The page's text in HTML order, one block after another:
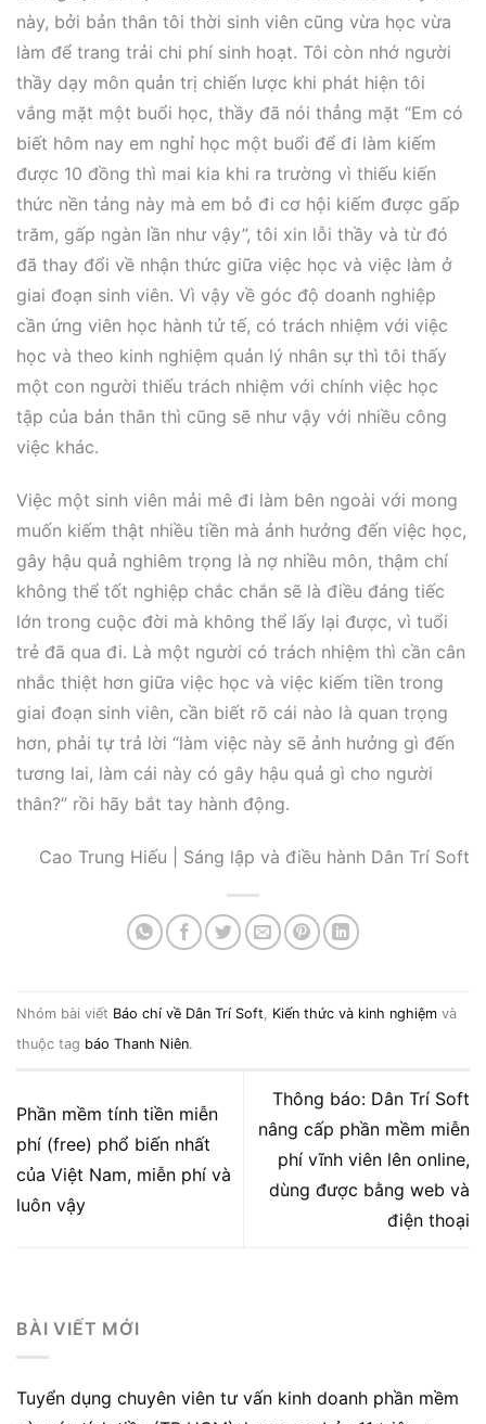
này, bởi bản thân tôi thời sinh viên cũng vừa học vừa
làm để trang trải chi phí sinh hoạt. Tôi còn nhớ người
thầy dạy môn quản trị chiến lược khi phát hiện tôi
vắng mặt một buổi học, thầy đã nói thẳng mặt “Em có
biết hôm nay em nghỉ học một buổi để đi làm kiếm
được 10 đồng thì mai kia khi ra trường vì thiếu kiến
thức nền tảng này mà em bỏ đi cơ hội kiếm được gấp
trăm, gấp ngàn lần như vậy”, tôi xin lỗi thầy và từ đó
đã thay đổi về nhận thức giữa việc học và việc làm ở
giai đoạn sinh viên. Vì vậy về góc độ doanh nghiệp
cần ứng viên học hành tử tế, có trách nhiệm với việc
học và theo kinh nghiệm quản lý nhân sự thì tôi thấy
một con người thiếu trách nhiệm với chính việc học
tập của bản thân thì cũng sẽ như vậy với nhiều công
việc khác.
Việc một sinh viên mải mê đi làm bên ngoài với mong
muốn kiếm thật nhiều tiền mà ảnh hưởng đến việc học,
gây hậu quả nghiêm trọng là nợ nhiều môn, thậm chí
không thể tốt nghiệp chắc chắn sẽ là điều đáng tiếc
lớn trong cuộc đời mà không thể lấy lại được, vì tuổi
trẻ đã qua đi. Là một người có trách nhiệm thì cần cân
nhắc thiệt hơn giữa việc học và việc kiếm tiền trong
giai đoạn sinh viên, cần biết rõ cái nào là quan trọng
hơn, phải tự trả lời “làm việc này sẽ ảnh hưởng gì đến
tương lai, làm cái này có gây hậu quả gì cho người
thân?” rồi hãy bắt tay hành động.
Cao Trung Hiếu | Sáng lập và điều hành Dân Trí Soft
Nhóm bài viết Báo chí về Dân Trí Soft Kiến thức và kinh nghiệm và
thuộc tag báo Thanh Niên.
Phần mềm tính tiền miễn
phí (free) phổ biến nhất
của Việt Nam, miễn phí và
luôn vậy
Thông báo: Dân Trí Soft
nâng cấp phần mềm miễn
phí vĩnh viên lên online,
dùng được bằng web và
điện thoại
BÀI VIẾT MỚI
Tuyển dụng chuyên viên tư vấn kinh doanh phần mềm